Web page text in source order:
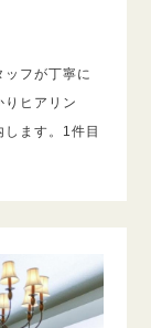
ッフが丁寧に
りヒアリン
ます。1件目